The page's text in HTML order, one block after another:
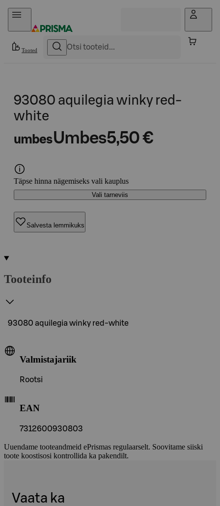
Otse sisu juurde
Tooted
93080 aquilegia winky red-
white
umbesUmbes5,50 €
Täpse hinna nägemiseks vali kauplus
Vali tarneviis
Salvesta lemmikuks
Tooteinfo
93080 aquilegia winky red-white
Valmistajariik
Rootsi
EAN
7312600930803
Uuendame tooteandmeid ePrismas regulaarselt. Soovitame siiski
toote koostisosi kontrollida ka pakendilt.
Vaata ka